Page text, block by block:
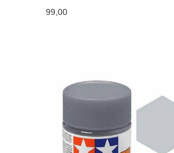
99,00